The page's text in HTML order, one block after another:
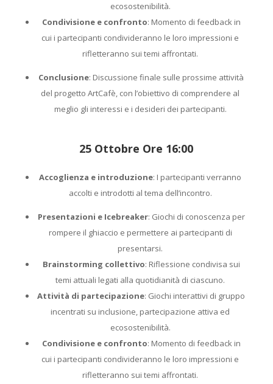
ecosostenibilità.
Condivisione e confronto: Momento di feedback in
cui i partecipanti condivideranno le loro impressioni e
rifletteranno sui temi affrontati.
Conclusione: Discussione finale sulle prossime attività
del progetto ArtCafè, con l’obiettivo di comprendere al
meglio gli interessi e i desideri dei partecipanti.
25 Ottobre Ore 16:00
Accoglienza e introduzione: I partecipanti verranno
accolti e introdotti al tema dell’incontro.
Presentazioni e Icebreaker: Giochi di conoscenza per
rompere il ghiaccio e permettere ai partecipanti di
presentarsi.
Brainstorming collettivo: Riflessione condivisa sui
temi attuali legati alla quotidianità di ciascuno.
Attività di partecipazione: Giochi interattivi di gruppo
incentrati su inclusione, partecipazione attiva ed
ecosostenibilità.
Condivisione e confronto: Momento di feedback in
cui i partecipanti condivideranno le loro impressioni e
rifletteranno sui temi affrontati.